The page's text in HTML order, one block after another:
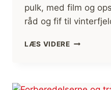
pulk, med film og
råd og fif til
LÆS VIDERE